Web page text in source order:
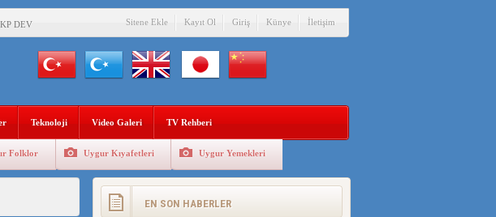
DEVLET TERÖRÜ
HAKİKATTIR!
SOYKIRIMDIR!
Sitene Ekle Kayıt Ol Giriş Künye İletişim
Teknoloji Video Galeri TV Rehberi
Folklor Uygur Kıyafetleri Uygur Yemekleri
EN SON HABERLER